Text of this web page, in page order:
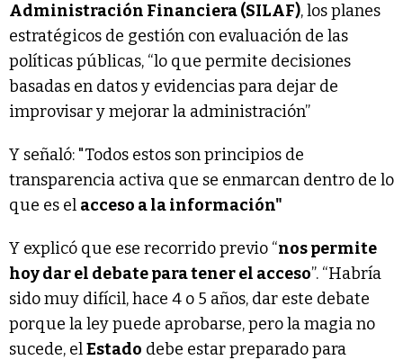
Administración Financiera (SILAF), los planes
estratégicos de gestión con evaluación de las
políticas públicas, “lo que permite decisiones
basadas en datos y evidencias para dejar de
improvisar y mejorar la administración”
Y señaló: "Todos estos son principios de
transparencia activa que se enmarcan dentro de lo
que es el acceso a la información"
Y explicó que ese recorrido previo “nos permite
hoy dar el debate para tener el acceso”. “Habría
sido muy difícil, hace 4 o 5 años, dar este debate
porque la ley puede aprobarse, pero la magia no
sucede, elEstado debe estar preparado para